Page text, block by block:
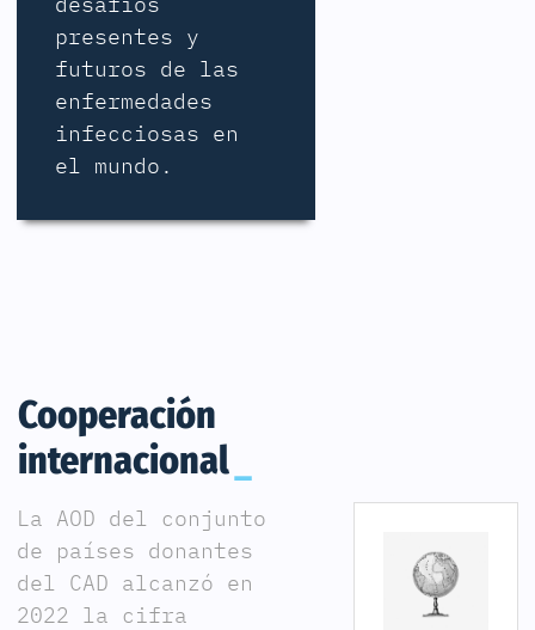
presentes y
futuros de las
enfermedades
infecciosas en
el mundo.
Cooperación
internacional
La AOD del conjunto
de países donantes
del CAD alcanzó en
2022 la cifra